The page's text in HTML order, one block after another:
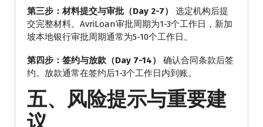
第三步：材料提交与审批（Day 2-7）
选定机构后提
交完整材料。AvriLoan审批周期为1-3个工作日，新加
坡本地银行审批周期通常为5-10个工作日。
第四步：签约与放款（Day 7-14）
确认合同条款后签
约。放款通常在签约后1-3个工作日内到账。
五、风险提示与重要建